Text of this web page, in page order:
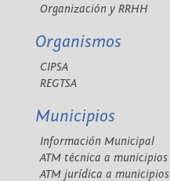
Organización y RRHH
Organismos
CIPSA
REGTSA
Municipios
Información Municipal
ATM técnica a municipios
ATM jurídica a municipios